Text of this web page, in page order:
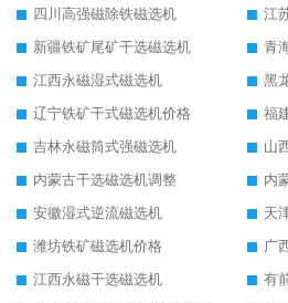
四川高强磁除铁磁选机
江
新疆铁矿尾矿干选磁选机
青
江西永磁湿式磁选机
黑
辽宁铁矿干式磁选机价格
福
吉林永磁筒式强磁选机
山
内蒙古干选磁选机调整
内
安徽湿式逆流磁选机
天
潍坊铁矿磁选机价格
广
江西永磁干选磁选机
有